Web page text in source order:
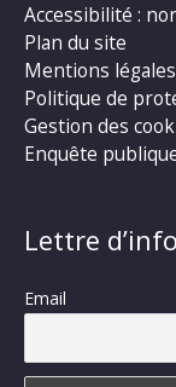
Accessibilité :
Plan du site
Mentions légales
Politique de
Gestion des
Enquête
Lettre
Email